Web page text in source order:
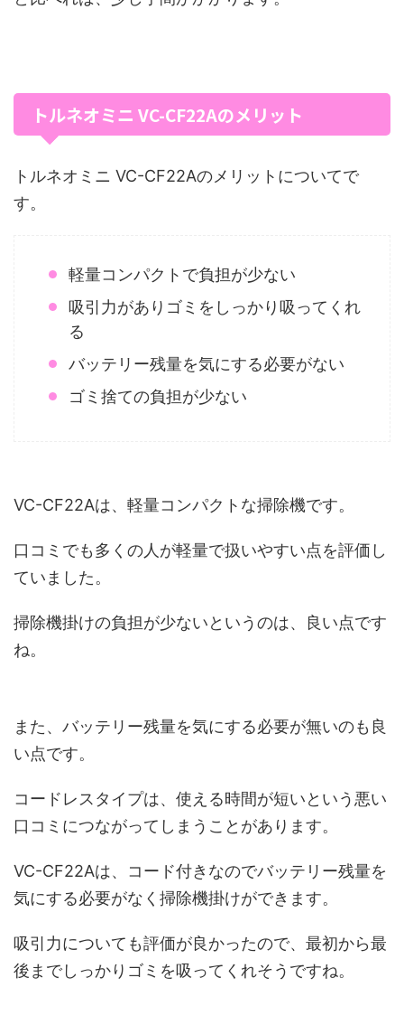
トルネオミニ VC-CF22Aのメリット
トルネオミニ VC-CF22Aのメリットについてで
す。
軽量コンパクトで負担が少ない
吸引力がありゴミをしっかり吸ってくれ
る
バッテリー残量を気にする必要がない
ゴミ捨ての負担が少ない
VC-CF22Aは、軽量コンパクトな掃除機です。
口コミでも多くの人が軽量で扱いやすい点を評価し
ていました。
掃除機掛けの負担が少ないというのは、良い点です
ね。
また、バッテリー残量を気にする必要が無いのも良
い点です。
コードレスタイプは、使える時間が短いという悪い
口コミにつながってしまうことがあります。
VC-CF22Aは、コード付きなのでバッテリー残量を
気にする必要がなく掃除機掛けができます。
吸引力についても評価が良かったので、最初から最
後までしっかりゴミを吸ってくれそうですね。